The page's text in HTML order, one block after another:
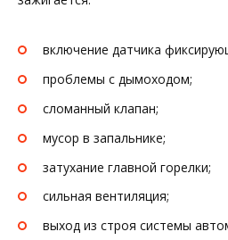
включение датчика
проблемы с дымоходом;
сломанный клапан;
мусор в запальнике;
затухание главной горелки;
сильная вентиляция;
выход из строя системы